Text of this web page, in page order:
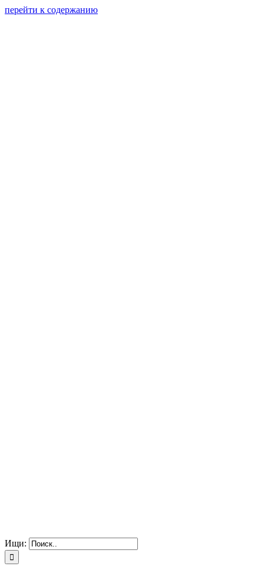
перейти к содержанию
Ищи: